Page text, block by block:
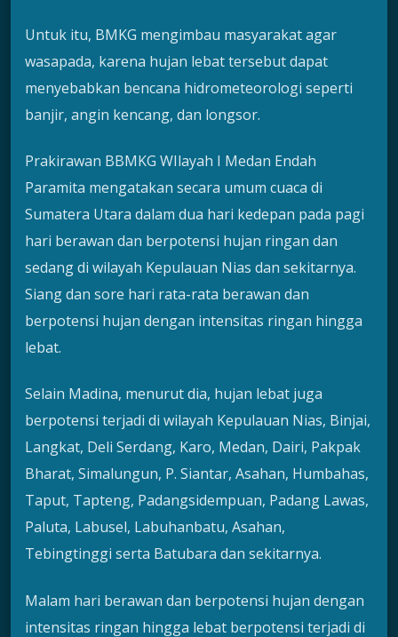
Untuk itu, BMKG mengimbau masyarakat agar
wasapada, karena hujan lebat tersebut dapat
menyebabkan bencana hidrometeorologi seperti
banjir, angin kencang, dan longsor.
Prakirawan BBMKG WIlayah I Medan Endah
Paramita mengatakan secara umum cuaca di
Sumatera Utara dalam dua hari kedepan pada pagi
hari berawan dan berpotensi hujan ringan dan
sedang di wilayah Kepulauan Nias dan sekitarnya.
Siang dan sore hari rata-rata berawan dan
berpotensi hujan dengan intensitas ringan hingga
lebat.
Selain Madina, menurut dia, hujan lebat juga
berpotensi terjadi di wilayah Kepulauan Nias, Binjai,
Langkat, Deli Serdang, Karo, Medan, Dairi, Pakpak
Bharat, Simalungun, P. Siantar, Asahan, Humbahas,
Taput, Tapteng, Padangsidempuan, Padang Lawas,
Paluta, Labusel, Labuhanbatu, Asahan,
Tebingtinggi serta Batubara dan sekitarnya.
Malam hari berawan dan berpotensi hujan dengan
intensitas ringan hingga lebat berpotensi terjadi di